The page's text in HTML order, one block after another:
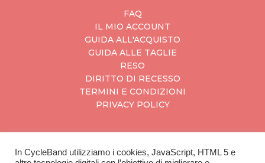
FAQ
IL MIO ACCOUNT
GUIDA ALL'ACQUISTO
GUIDA ALLE TAGLIE
RESO
DIRITTO DI RECESSO
TERMINI E CONDIZIONI
PRIVACY POLICY
CycleBand
In CycleBand utilizziamo i cookies, JavaScript, HTML 5 e